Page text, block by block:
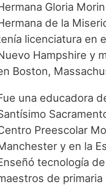
Gloria
de la
licenciatura en
Hampshire y
Boston,
una educadora
Preescolar
y en la
tecnología
de